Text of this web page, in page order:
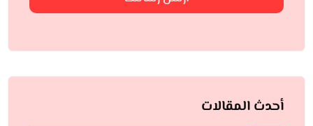
أحدث المقالات